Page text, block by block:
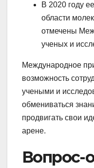
В 2020 году
области
отмечены
ученых и
Международное
возможность
учеными и
обмениваться
продвигать свои
арене.
Вопрос-